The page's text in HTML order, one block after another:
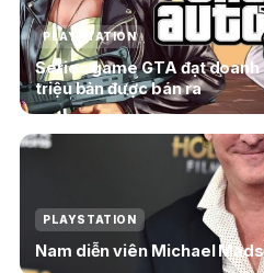
PLAYSTATION
Series game GTA đạt doanh
triệu bản được bán ra
PLAYSTATION
Nam diễn viên Michael